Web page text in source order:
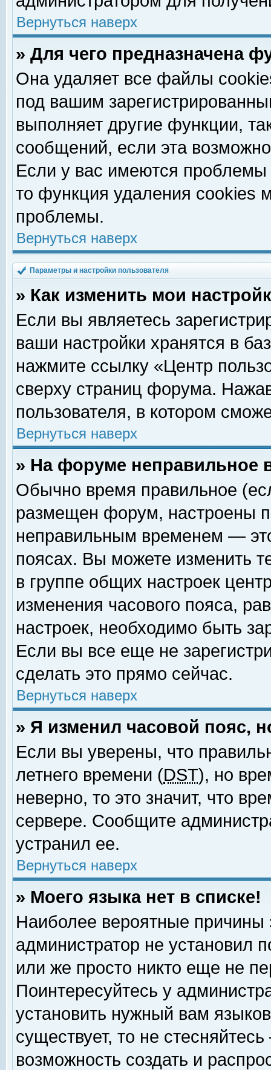
Вернуться наверх
» Для чего предназначена
Она удаляет все файлы
под вашим
выполняет другие функции,
сообщений, если эта
Если у вас имеются
то функция удаления cookies
проблемы.
Вернуться наверх
Параметры и настройки пользователя
» Как изменить мои
Если вы являетесь
ваши настройки хранятся в
нажмите ссылку «Центр
сверху страниц форума.
пользователя, в котором
Вернуться наверх
» На форуме неправильное
Обычно время правильное
размещен форум, настроены
неправильным временем —
поясах. Вы можете изменить
в группе общих настроек
изменения часового пояса,
настроек, необходимо быть
Если вы все еще не
сделать это прямо сейчас.
Вернуться наверх
» Я изменил часовой пояс,
Если вы уверены, что
летнего времени (DST), но
неверно, то это значит, что
сервере. Сообщите
устранил ее.
Вернуться наверх
» Моего языка нет в списке!
Наиболее вероятные причины
администратор не установил
или же просто никто еще не
Поинтересуйтесь у
установить нужный вам
существует, то не
возможность создать и